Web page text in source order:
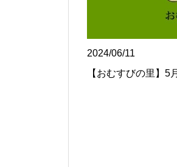
2024/06/11
【おむすびの里】